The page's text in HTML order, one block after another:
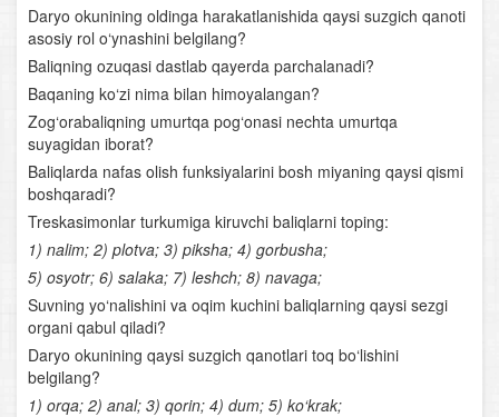
Xordalilar tipi
Lantsetnik
Umurtqasiz va umurtqalilar (xordalilar) ning qon
aylanish sistemasi
Nerv sistemasi va sezgi organlari
Baliqlarning ko‘payishi
Baliqlar sinfining klassifikatsiyasi va ahamiyati
Suvda va quruqlikda yashovchilar sinfi
Suvda hamda quruqlikda yashovchilarning xilma-xilligi
Daryo okunining oldinga harakatlanishida qaysi suzgich qanoti
asosiy rol o‘ynashini belgilang?
Baliqning ozuqasi dastlab qayerda parchalanadi?
Baqaning ko‘zi nima bilan himoyalangan?
Zog‘orabaliqning umurtqa pog‘onasi nechta umurtqa
suyagidan iborat?
Baliqlarda nafas olish funksiyalarini bosh miyaning qaysi qismi
boshqaradi?
Treskasimonlar turkumiga kiruvchi baliqlarni toping:
1) nalim; 2) plotva; 3) piksha; 4) gorbusha;
5) osyotr; 6) salaka; 7) leshch; 8) navaga;
Suvning yo‘nalishini va oqim kuchini baliqlarning qaysi sezgi
organi qabul qiladi?
Daryo okunining qaysi suzgich qanotlari toq bo‘lishini
belgilang?
1) orqa; 2) anal; 3) qorin; 4) dum; 5) ko‘krak;